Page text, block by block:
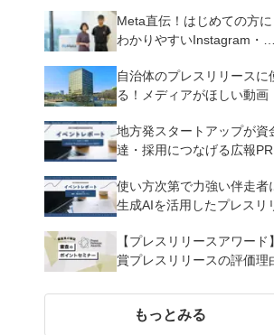
Meta直伝！はじめての方に
わかりやすいInstagram・
設計｜Meta social
communication session
自治体のプレスリリースに
る！メディアがほしい動画
地方発スタートアップが資
達・採用につなげる広報PR
の共通点｜Future
Pressrelease from IWATE
使い方次第で力強い伴走者
生成AIを活用したプレスリ
テン
【プレスリリースアワード
賞プレスリリースの評価理
もっとみる